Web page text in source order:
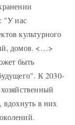
"У нас
культурного
домов. <…>
быть
К 2030-
вдохнуть в них